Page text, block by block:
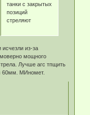
танки с закрытых
позиций
стреляют
исчезли из-за
мощного
Лучше агс тпщить
60мм. МИномет.